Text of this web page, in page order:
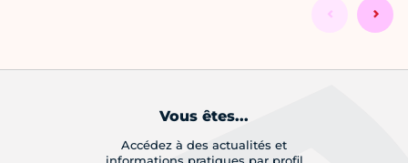
Vous êtes...
Accédez à des actualités et